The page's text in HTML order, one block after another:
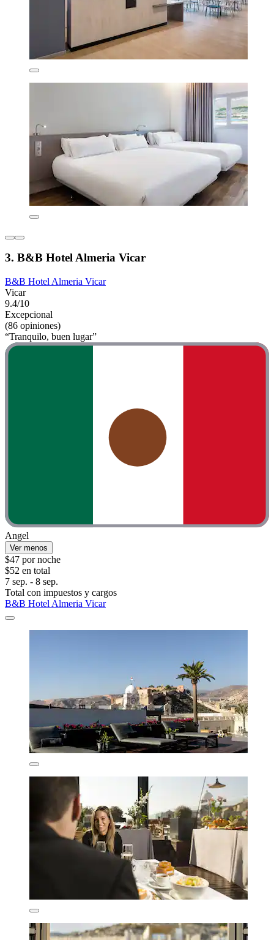
3. B&B Hotel Almeria Vicar
B&B Hotel Almeria Vicar
Vicar
9.4/10
Excepcional
(86 opiniones)
“Tranquilo, buen lugar”
Angel
Ver menos
$47 por noche
$52 en total
7 sep. - 8 sep.
Total con impuestos y cargos
B&B Hotel Almeria Vicar